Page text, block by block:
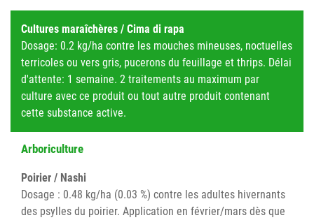
Cultures maraîchères / Cima di rapa
Dosage: 0.2 kg/ha contre les mouches mineuses, noctuelles
terricoles ou vers gris, pucerons du feuillage et thrips. Délai
d'attente: 1 semaine. 2 traitements au maximum par
culture avec ce produit ou tout autre produit contenant
cette substance active.
Arboriculture
Poirier / Nashi
Dosage : 0.48 kg/ha (0.03 %) contre les adultes hivernants
des psylles du poirier. Application en février/mars dès que